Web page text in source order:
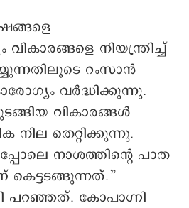
നിയന്ത്രിച്ച്
റംസാൻ
വർദ്ധിക്കുന്നു.
വികാരങ്ങൾ
നില തെറ്റിക്കുന്നു.
നാശത്തിന്റെ പാത
പറഞ്ഞത്. കോപാഗ്നി